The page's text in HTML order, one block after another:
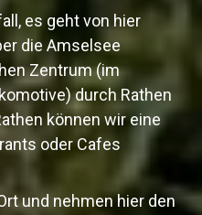
es geht von hier
die Amselsee
Zentrum (im
durch Rathen
können wir eine
oder Cafes
und nehmen hier den